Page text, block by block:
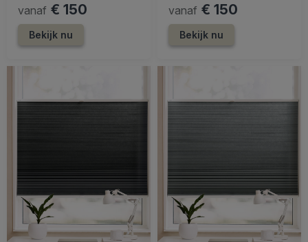
vanaf € 150
Bekijk nu
vanaf € 150
Bekijk nu